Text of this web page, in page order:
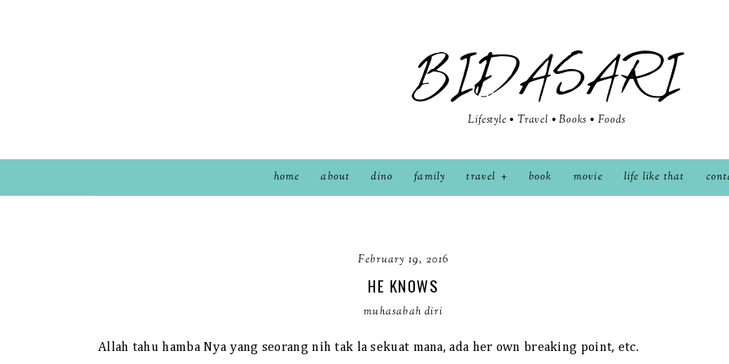
BIDASARI
Lifestyle • Travel • Books • Foods
home about dino family travel book movie life like that
February 19, 2016
HE KNOWS
muhasabah diri
Allah tahu hamba Nya yang seorang nih tak la sekuat mana, ada her own breaking point, etc.